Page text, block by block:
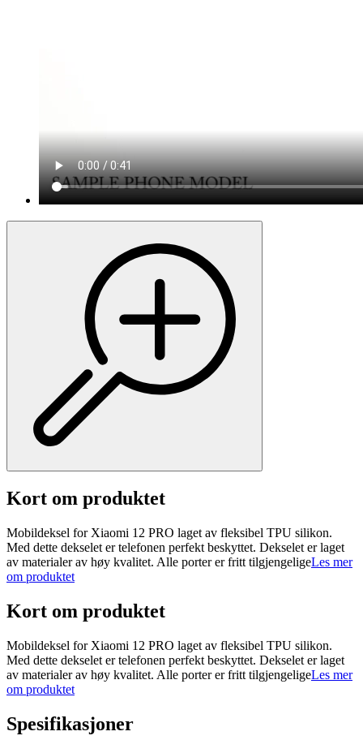
Kort om produktet
Mobildeksel for Xiaomi 12 PRO laget av fleksibel TPU silikon.
Med dette dekselet er telefonen perfekt beskyttet. Dekselet er laget
av materialer av høy kvalitet. Alle porter er fritt tilgjengeligeLes mer
om produktet
Kort om produktet
Mobildeksel for Xiaomi 12 PRO laget av fleksibel TPU silikon.
Med dette dekselet er telefonen perfekt beskyttet. Dekselet er laget
av materialer av høy kvalitet. Alle porter er fritt tilgjengeligeLes mer
om produktet
Spesifikasjoner